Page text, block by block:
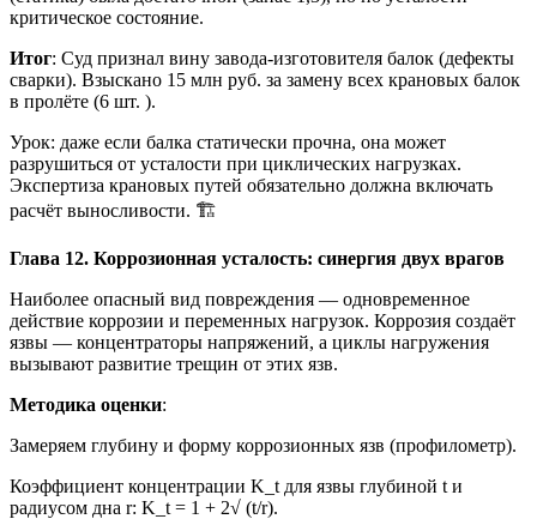
критическое состояние.
Итог: Суд признал вину завода-изготовителя балок (дефекты
сварки). Взыскано 15 млн руб. за замену всех крановых балок
в пролёте (6 шт. ).
Урок: даже если балка статически прочна, она может
разрушиться от усталости при циклических нагрузках.
Экспертиза крановых путей обязательно должна включать
расчёт выносливости. 🏗️
Глава 12. Коррозионная усталость: синергия двух врагов
Наиболее опасный вид повреждения — одновременное
действие коррозии и переменных нагрузок. Коррозия создаёт
язвы — концентраторы напряжений, а циклы нагружения
вызывают развитие трещин от этих язв.
Методика оценки:
Замеряем глубину и форму коррозионных язв (профилометр).
Коэффициент концентрации K_t для язвы глубиной t и
радиусом дна r: K_t = 1 + 2√ (t/r).